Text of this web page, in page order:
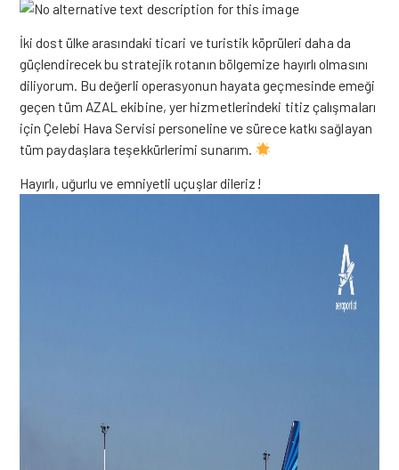
İki dost ülke arasındaki ticari ve turistik köprüleri daha da
güçlendirecek bu stratejik rotanın bölgemize hayırlı olmasını
diliyorum. Bu değerli operasyonun hayata geçmesinde emeği
geçen tüm AZAL ekibine, yer hizmetlerindeki titiz çalışmaları
için Çelebi Hava Servisi personeline ve sürece katkı sağlayan
tüm paydaşlara teşekkürlerimi sunarım.
Hayırlı, uğurlu ve emniyetli uçuşlar dileriz!